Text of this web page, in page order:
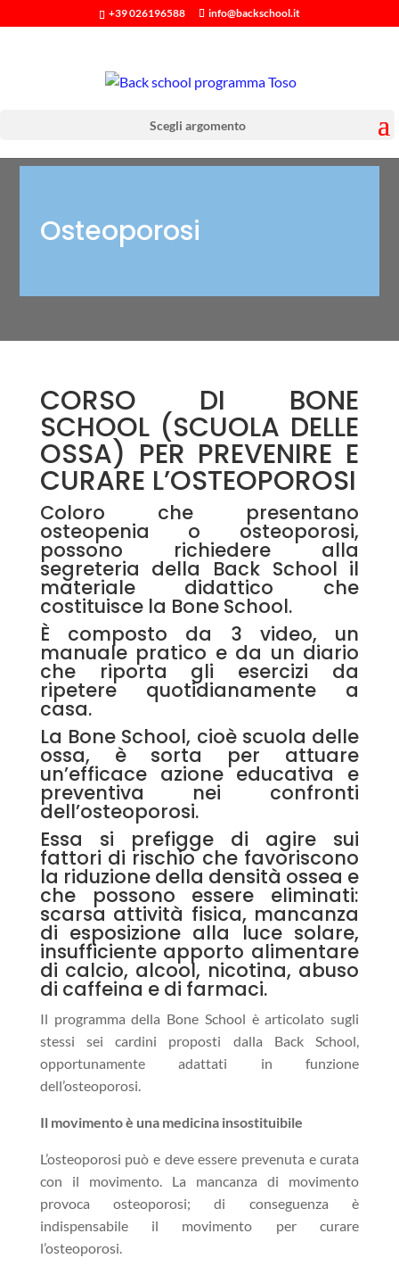
+39 026196588 info@backschool.it
Scegli argomento
Osteoporosi
CORSO DI BONE
SCHOOL (SCUOLA DELLE
OSSA) PER PREVENIRE E
CURARE L’OSTEOPOROSI
Coloro che presentano
osteopenia o osteoporosi,
possono richiedere alla
segreteria della Back School il
materiale didattico che
costituisce la Bone School.
È composto da 3 video, un
manuale pratico e da un diario
che riporta gli esercizi da
ripetere quotidianamente a
casa.
La Bone School, cioè scuola delle
ossa, è sorta per attuare
un’efficace azione educativa e
preventiva nei confronti
dell’osteoporosi.
Essa si prefigge di agire sui
fattori di rischio che favoriscono
la riduzione della densità ossea e
che possono essere eliminati:
scarsa attività fisica, mancanza
di esposizione alla luce solare,
insufficiente apporto alimentare
di calcio, alcool, nicotina, abuso
di caffeina e di farmaci.
Il programma della Bone School è articolato sugli
stessi sei cardini proposti dalla Back School,
opportunamente adattati in funzione
dell’osteoporosi.
Il movimento è una medicina insostituibile
L’osteoporosi può e deve essere prevenuta e curata
con il movimento. La mancanza di movimento
provoca osteoporosi; di conseguenza è
indispensabile il movimento per curare
l’osteoporosi.